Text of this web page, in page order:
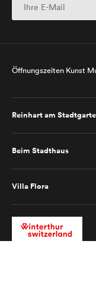
Öffnungszeiten Kunst
Reinhart am
Beim Stadthaus
Villa Flora